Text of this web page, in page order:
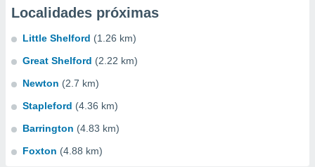
Localidades próximas
Little Shelford (1.26 km)
Great Shelford (2.22 km)
Newton (2.7 km)
Stapleford (4.36 km)
Barrington (4.83 km)
Foxton (4.88 km)